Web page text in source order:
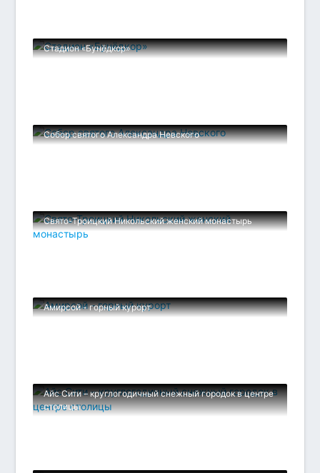
Стадион «Бунёдкор»
Собор святого Александра Невского
Свято-Троицкий Никольский женский монастырь
Амирсой - горный курорт
Айс Сити – круглогодичный снежный городок в центре
столицы